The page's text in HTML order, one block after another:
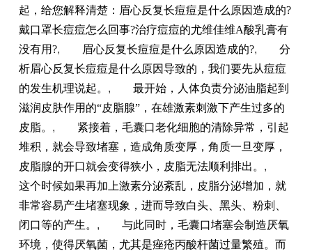
起，给您解释清楚：眉心反复长痘痘是什么原因造成的?
戴口罩长痘痘怎么回事?治疗痘痘的尤维佳维A酸乳膏有
没有用?, 眉心反复长痘痘是什么原因造成的?, 分
析眉心反复长痘痘是什么原因导致的，我们要先从痘痘
的发生机理说起。 , 最开始，人体负责分泌油脂起到
滋润皮肤作用的“皮脂腺”，在雄激素刺激下产生过多的
皮脂。 , 紧接着，毛囊口老化细胞的清除异常，引起
堆积，就会导致堵塞，造成角质变厚，角质一旦变厚，
皮脂腺的开口就会变得狭小，皮脂无法顺利排出。 ,
这个时候如果再加上激素分泌紊乱，皮脂分泌增加，就
非常容易产生堵塞现象，进而导致白头、黑头、粉刺、
闭口等的产生。 , 与此同时，毛囊口堵塞会制造厌氧
环境，使得厌氧菌，尤其是痤疮丙酸杆菌过量繁殖。而